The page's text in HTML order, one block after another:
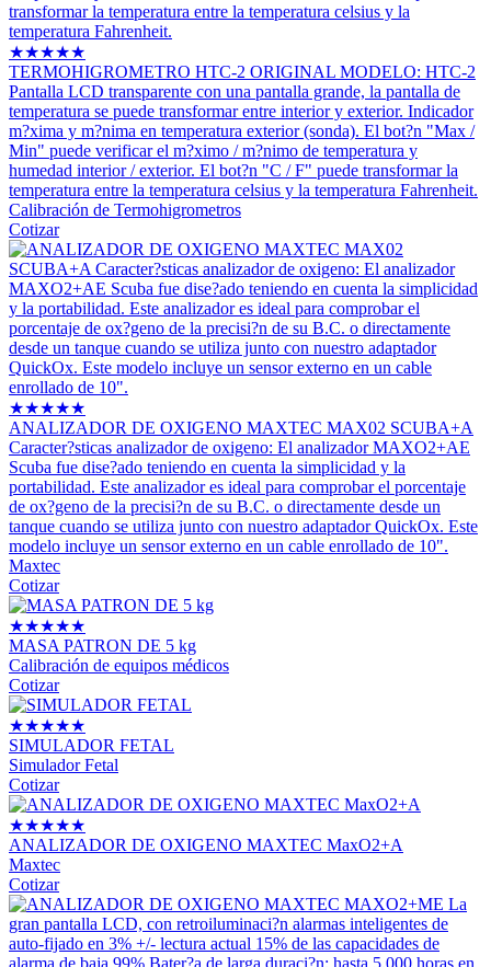
★★★★★
TERMOHIGROMETRO HTC-2 ORIGINAL MODELO: HTC-2
Pantalla LCD transparente con una pantalla grande, la pantalla de
temperatura se puede transformar entre interior y exterior. Indicador
m?xima y m?nima en temperatura exterior (sonda). El bot?n "Max /
Min" puede verificar el m?ximo / m?nimo de temperatura y
humedad interior / exterior. El bot?n "C / F" puede transformar la
temperatura entre la temperatura celsius y la temperatura Fahrenheit.
Calibración de Termohigrometros
Cotizar
★★★★★
ANALIZADOR DE OXIGENO MAXTEC MAX02 SCUBA+A
Caracter?sticas analizador de oxigeno: El analizador MAXO2+AE
Scuba fue dise?ado teniendo en cuenta la simplicidad y la
portabilidad. Este analizador es ideal para comprobar el porcentaje
de ox?geno de la precisi?n de su B.C. o directamente desde un
tanque cuando se utiliza junto con nuestro adaptador QuickOx. Este
modelo incluye un sensor externo en un cable enrollado de 10".
Maxtec
Cotizar
★★★★★
MASA PATRON DE 5 kg
Calibración de equipos médicos
Cotizar
★★★★★
SIMULADOR FETAL
Simulador Fetal
Cotizar
★★★★★
ANALIZADOR DE OXIGENO MAXTEC MaxO2+A
Maxtec
Cotizar